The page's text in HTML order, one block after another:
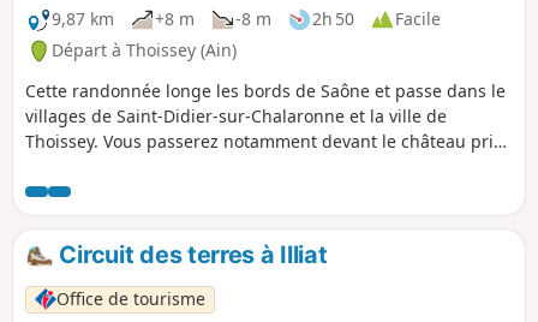
9,87 km
+8 m -8 m 2h 50
Facile
Départ à Thoissey (Ain)
Cette randonnée longe les bords de Saône et passe dans le
villages de Saint-Didier-sur-Chalaronne et la ville de
Thoissey. Vous passerez notamment devant le château privé
Circuit des terres à Illiat
Office de tourisme